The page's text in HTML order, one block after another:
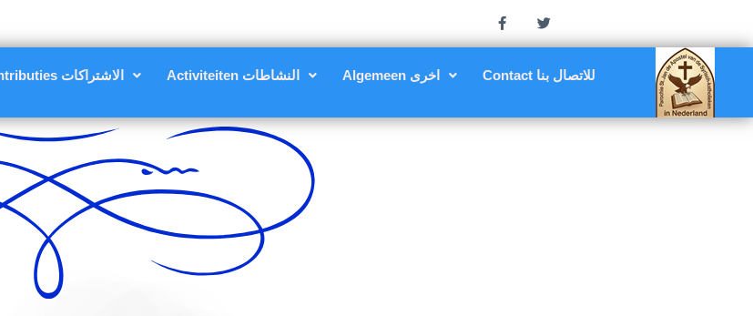
Contributies الاشتراكات Activiteiten النشاطات Algemeen اخرى Contact للاتصال بنا